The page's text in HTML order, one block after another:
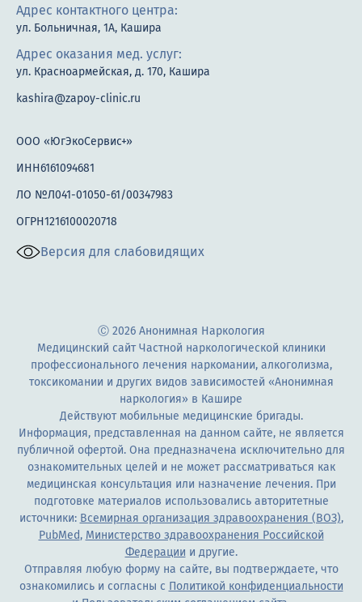
Адрес контактного центра:
ул. Больничная, 1А, Кашира
Адрес оказания мед. услуг:
ул. Красноармейская, д. 170, Кашира
kashira@zapoy-clinic.ru
ООО «ЮгЭкоСервис+»
ИНН6161094681
ЛО №Л041-01050-61/00347983
ОГРН1216100020718
Версия для слабовидящих
Ⓒ 2026 Анонимная Наркология
Медицинский сайт Частной наркологической клиники
профессионального лечения наркомании, алкоголизма,
токсикомании и других видов зависимостей «Анонимная
наркология» в Кашире
Действуют мобильные медицинские бригады.
Информация, представленная на данном сайте, не является
публичной офертой. Она предназначена исключительно для
ознакомительных целей и не может рассматриваться как
медицинская консультация или назначение лечения. При
подготовке материалов использовались авторитетные
источники: Всемирная организация здравоохранения (ВОЗ),
PubMed, Министерство здравоохранения Российской
Федерации и другие.
Отправляя любую форму на сайте, вы подтверждаете, что
ознакомились и согласны с Политикой конфиденциальности